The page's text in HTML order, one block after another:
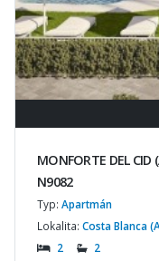
MONFORTE DEL CID
N9082
Typ: Apartmán
Lokalita: Costa Blanca
2
2